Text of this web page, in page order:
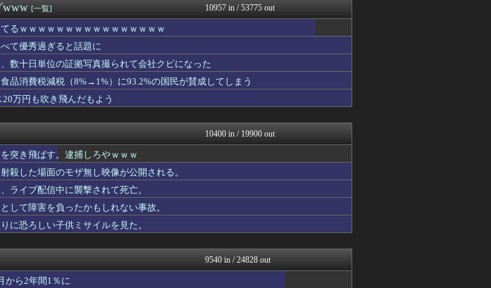
【サッカー まとめ】サカラ...
強制は可哀想🥺」
なんJ PRIDE
ていると思われたくなくて休め...
こちらww
BIPブログ
なっていた・・・
オレ的ゲーム速報＠刃
ってもらえるとは思っていない」...
常識的に考えた
されていたとしか思えないほど絶...
オーバージョイド！
アルファルファモザイク＠ネ...
そうな顔してる【蓮ノ空】
コンテンツ・声優 | ラブ...
、凄すぎるｗｗｗｗこれは…ヤバ...
デジタルニューススレッド
たな
ム内で見れるようになる
すればサボらず走るし流問題解決...
投資ちゃんねる
落して死亡 窓ガラスの清掃...
常識的に考えた
実質『親の宿題』で限界突破した...
ン買えなかったぺこ〜」←なぜ...
付嬢が「予約のない人は診ませ...
かぞくちゃんねる
なんJミュージアム
www [一覧] 10957 in / 53775 out
るｗｗｗｗｗｗｗｗｗｗｗｗｗｗｗｗ
て優秀過ぎると話題に
数十日単位の証拠写真撮られて会社クビになった
品消費税減税（8%→1%）に93.2%の国民が賛成してしまう
万円も吹き飛んだもよう
10400 in / 19900 out
突き飛ばす。逮捕しろやｗｗｗ
殺した場面のモザ無し映像が公開される。
ライブ配信中に襲撃されて死亡。
して障害を負ったかもしれない事故。
に恐ろしい子供ミサイルを見た。
9540 in / 24828 out
から2年間1％に